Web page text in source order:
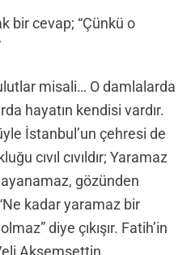
bir cevap; “Çünkü o
misali… O damlalarda
hayatın kendisi vardır.
İstanbul’un çehresi de
cıvıl cıvıldır; Yaramaz
gözünden
kadar yaramaz bir
diye çıkışır. Fatih’in
Akşemsettin